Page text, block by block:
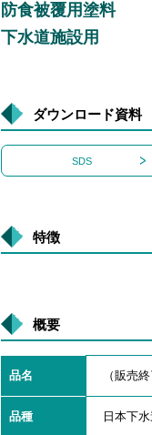
防食被覆用塗料
下水道施設用
ダウンロード資料
SDS
特徴
概要
品名 （販売
品種 日本下